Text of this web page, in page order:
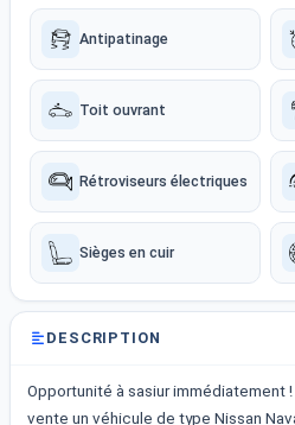
Antipatinage
Toit ouvrant
Rétroviseurs électriques
Sièges en cuir
DESCRIPTION
Opportunité à sasiur immédiatement
vente un véhicule de type Nissan